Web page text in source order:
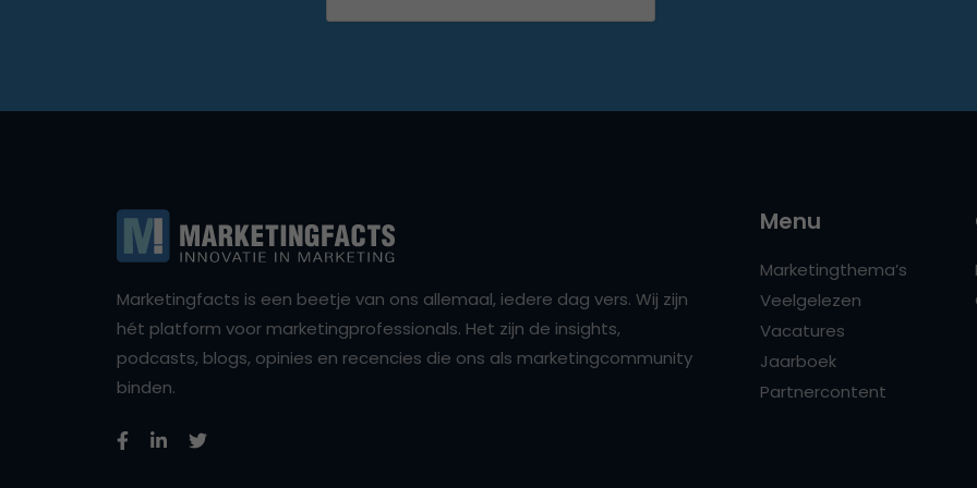
Marketingfacts is een beetje van ons allemaal, iedere dag vers. Wij zijn
hét platform voor marketingprofessionals. Het zijn de insights,
podcasts, blogs, opinies en recencies die ons als marketingcommunity
binden.
Menu
Marketingthema’s
Veelgelezen
Vacatures
Jaarboek
Partnercontent